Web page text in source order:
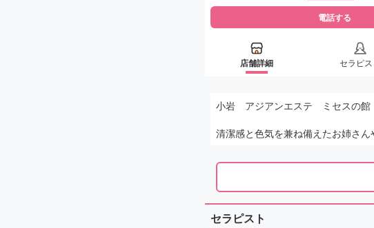
電話する
店舗詳細 セラピス
小岩 アジアンエステ ミセスの館
清潔感と色気を兼ね備えたお姉さ
セラピスト